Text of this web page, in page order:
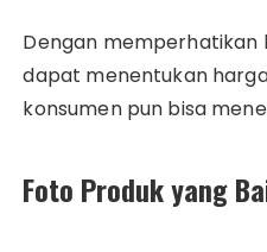
Dengan memperhatikan
dapat menentukan
konsumen pun bisa
Foto Produk yang